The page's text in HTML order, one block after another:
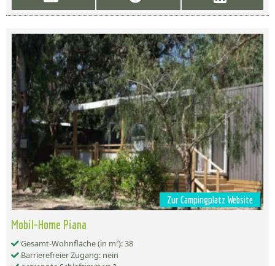
Zur Campingplatz Website
Mobil-Home Piana
Gesamt-Wohnfläche (in m²): 38
Barrierefreier Zugang: nein